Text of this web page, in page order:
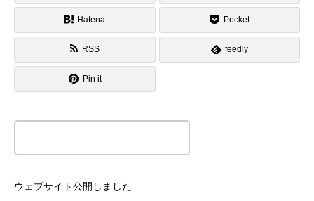
Hatena Pocket
RSS feedly
Pin it
ウェブサイト公開しました